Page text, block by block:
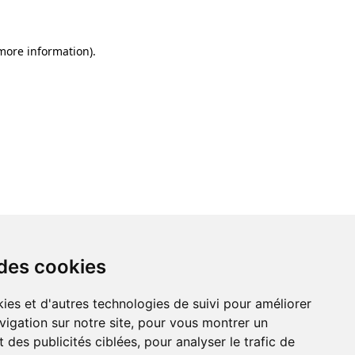
cookies
et d'autres technologies de suivi pour améliorer
sur notre site, pour vous montrer un
des publicités ciblées, pour analyser le trafic de
information).